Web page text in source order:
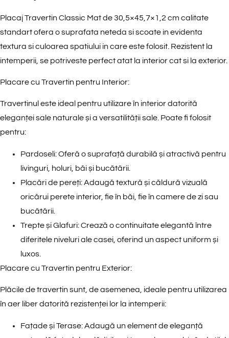
Placaj Travertin Classic Mat de 30,5×45,7×1,2 cm calitate
standart ofera o suprafata neteda si scoate in evidenta
textura si culoarea spatiului in care este folosit. Rezistent la
intemperii, se potriveste perfect atat la interior cat si la exterior.
Placare cu Travertin pentru Interior:
Travertinul este ideal pentru utilizare în interior datorită
eleganței sale naturale și a versatilității sale. Poate fi folosit
pentru:
Pardoseli: Oferă o suprafață durabilă și atractivă pentru
livinguri, holuri, băi și bucătării.
Placări de pereți: Adaugă textură și căldură vizuală
oricărui perete interior, fie în băi, fie în camere de zi sau
bucătării.
Trepte și Glafuri: Crează o continuitate elegantă între
diferitele niveluri ale casei, oferind un aspect uniform și
luxos.
Placare cu Travertin pentru Exterior:
Plăcile de travertin sunt, de asemenea, ideale pentru utilizarea
în aer liber datorită rezistenței lor la intemperii:
Fațade și Terase: Adaugă un element de eleganță